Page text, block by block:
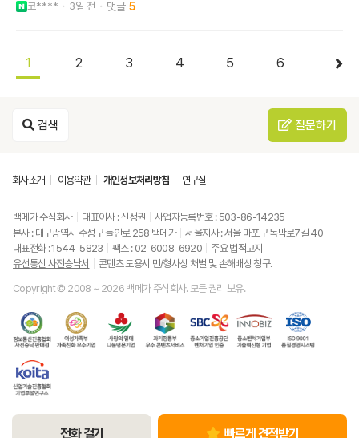
코**** 3일 전 5
1 2 3 4 5 6
검색 질문하기
회사소개 이용약관 개인정보처리방침 연구실
백메가 주식회사 대표이사 : 신정권
사업자등록번호 : 503-86-14235
본사 : 대구광역시 수성구 들안로 258 백메가
서울지사 : 서울 마포구 독막로7길 40
대표전화 : 1544-5823
팩스 : 02-6008-6920
주요 법적고지
유선통신 사전승낙서
콘텐츠 도용시 민/형사상 처벌 및 손해배상 청구.
Copyright © 2008 ~ 2026 백메가 주식회사. 모든 권리 보유.
정
보
신
진
흥
유
가
수
랑
의
열
모
통
서
중
소
기
업
중
소
벤
처
형
ISO9001
경
한
국
산
업
술
전화 걸기 빠르게 견적받기